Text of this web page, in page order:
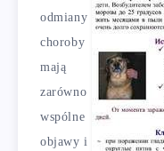
odmiany
choroby
mają
zarówno
wspólne
objawy i